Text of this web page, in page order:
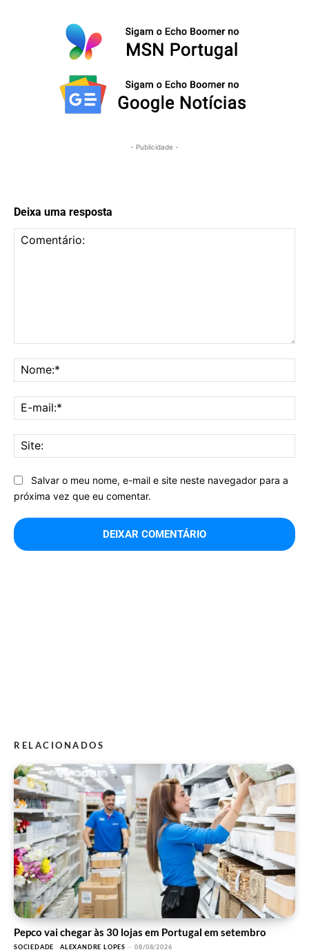
- Publicidade -
Deixa uma resposta
Salvar o meu nome, e-mail e site neste navegador para a
próxima vez que eu comentar.
RELACIONADOS
Pepco vai chegar às 30 lojas em Portugal em setembro
SOCIEDADE ALEXANDRE LOPES - 08/08/2026